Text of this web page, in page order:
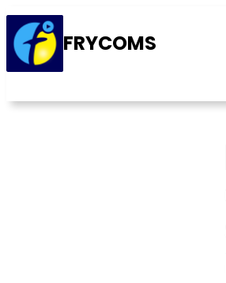
FRYCOMS